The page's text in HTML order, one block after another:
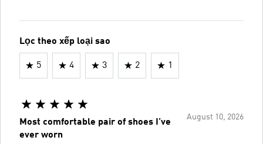
Lọc theo xếp loại sao
5 4 3 2 1
August 10, 2026
Most comfortable pair of shoes I’ve
ever worn